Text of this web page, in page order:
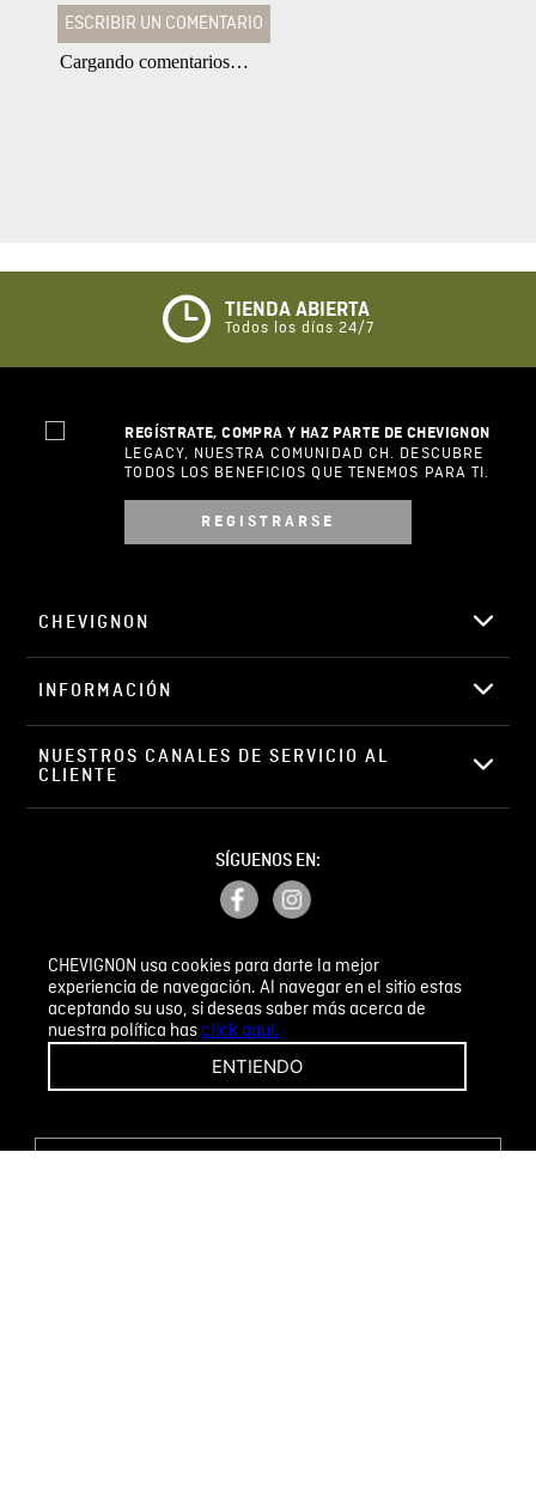
CHEVIGNON usa cookies para darte la mejor
experiencia de navegación. Al navegar en el sitio estas
aceptando su uso, si deseas saber más acerca de
nuestra política hasclick aquí.
ENTIENDO
ESCRIBIR UN COMENTARIO
Califique el producto de 1 a 5 estrellas
★☆ ☆
Su nombre
Correo electrónico
ENVIAR COMENTARIO
Cargando comentarios…
TIENDA ABIERTA
Todos los días 24/7
REGÍSTRATE, COMPRA Y HAZ PARTE DE CHEVIGNON
LEGACY, NUESTRA COMUNIDAD CH. DESCUBRE
TODOS LOS BENEFICIOS QUE TENEMOS PARA TI.
REGISTRARSE
CHEVIGNON
INFORMACIÓN
NUESTROS CANALES DE SERVICIO AL
CLIENTE
SÍGUENOS EN:
PETICIONES, QUEJAS Y RECLAMOS
¡CAMBIOS Y DEVOLUCIONES FÁCILES!